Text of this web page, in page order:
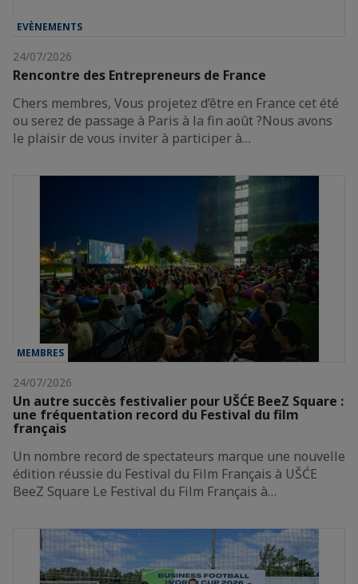
EVÈNEMENTS
24/07/2026
Rencontre des Entrepreneurs de France
Chers membres, Vous projetez d’être en France cet été
ou serez de passage à Paris à la fin août ?Nous avons
le plaisir de vous inviter à participer à…
MEMBRES
24/07/2026
Un autre succès festivalier pour UŠĆE BeeZ Square :
une fréquentation record du Festival du film
français
Un nombre record de spectateurs marque une nouvelle
édition réussie du Festival du Film Français à UŠĆE
BeeZ Square Le Festival du Film Français à…